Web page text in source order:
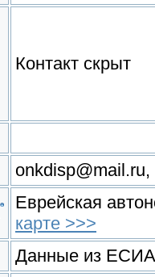
Контакт скрыт
Еврейская
карте >>>
Данные из